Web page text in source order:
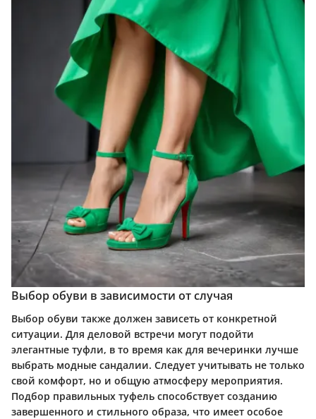
Выбор обуви в зависимости от случая
Выбор обуви также должен зависеть от конкретной
ситуации. Для деловой встречи могут подойти
элегантные туфли, в то время как для вечеринки лучше
выбрать модные сандалии. Следует учитывать не только
свой комфорт, но и общую атмосферу мероприятия.
Подбор правильных туфель способствует созданию
завершенного и стильного образа, что имеет особое